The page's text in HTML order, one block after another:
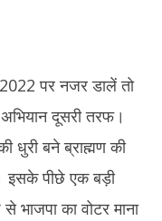
पर नजर डालें तो
दूसरी तरफ।
धुरी बने ब्राह्मण की
इसके पीछे एक बड़ी
भाजपा का वोटर माना